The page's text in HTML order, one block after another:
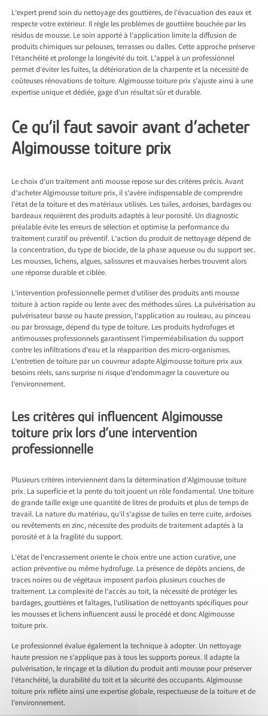
L’expert prend soin du nettoyage des gouttières, de l’évacuation des eaux et
respecte votre extérieur. Il règle les problèmes de gouttière bouchée par les
résidus de mousse. Le soin apporté à l’application limite la diffusion de
produits chimiques sur pelouses, terrasses ou dalles. Cette approche préserve
l’étanchéité et prolonge la longévité du toit. L’appel à un professionnel
permet d’éviter les fuites, la détérioration de la charpente et la nécessité de
coûteuses rénovations de toiture. Algimousse toiture prix s’ajuste ainsi à une
expertise unique et dédiée, gage d’un résultat sûr et durable.
Ce qu’il faut savoir avant d’acheter
Algimousse toiture prix
Le choix d’un traitement anti mousse repose sur des critères précis. Avant
d’acheter Algimousse toiture prix, il s’avère indispensable de comprendre
l’état de la toiture et des matériaux utilisés. Les tuiles, ardoises, bardages ou
bardeaux requièrent des produits adaptés à leur porosité. Un diagnostic
préalable évite les erreurs de sélection et optimise la performance du
traitement curatif ou préventif. L’action du produit de nettoyage dépend de
la concentration, du type de biocide, de la phase aqueuse ou du support sec.
Les mousses, lichens, algues, salissures et mauvaises herbes trouvent alors
une réponse durable et ciblée.
L’intervention professionnelle permet d’utiliser des produits anti mousse
toiture à action rapide ou lente avec des méthodes sûres. La pulvérisation au
pulvérisateur basse ou haute pression, l’application au rouleau, au pinceau
ou par brossage, dépend du type de toiture. Les produits hydrofuges et
antimousses professionnels garantissent l’imperméabilisation du support
contre les infiltrations d’eau et la réapparition des micro-organismes.
L’entretien de toiture par un couvreur adapte Algimousse toiture prix aux
besoins réels, sans surprise ni risque d’endommager la couverture ou
l’environnement.
Les critères qui influencent Algimousse
toiture prix lors d’une intervention
professionnelle
Plusieurs critères interviennent dans la détermination d’Algimousse toiture
prix. La superficie et la pente du toit jouent un rôle fondamental. Une toiture
de grande taille exige une quantité de litres de produits et plus de temps de
travail. La nature du matériau, qu’il s’agisse de tuiles en terre cuite, ardoises
ou revêtements en zinc, nécessite des produits de traitement adaptés à la
porosité et à la fragilité du support.
L’état de l’encrassement oriente le choix entre une action curative, une
action préventive ou même hydrofuge. La présence de dépôts anciens, de
traces noires ou de végétaux imposent parfois plusieurs couches de
traitement. La complexité de l’accès au toit, la nécessité de protéger les
bardages, gouttières et faîtages, l’utilisation de nettoyants spécifiques pour
les mousses et lichens influencent aussi le procédé et donc Algimousse
toiture prix.
Le professionnel évalue également la technique à adopter. Un nettoyage
haute pression ne s’applique pas à tous les supports poreux. Il adapte la
pulvérisation, le rinçage et la dilution du produit anti mousse pour préserver
l’étanchéité, la durabilité du toit et la sécurité des occupants. Algimousse
toiture prix reflète ainsi une expertise globale, respectueuse de la toiture et de
l’environnement.